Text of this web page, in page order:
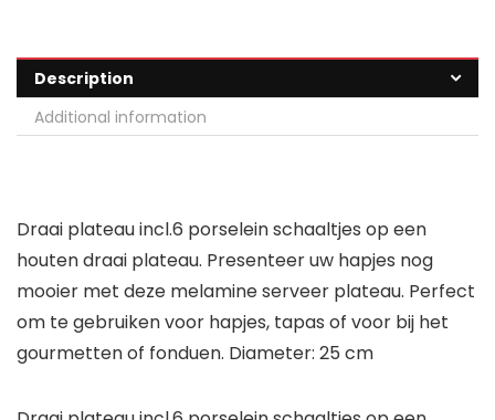
Description
Additional information
Draai plateau incl.6 porselein schaaltjes op een
houten draai plateau. Presenteer uw hapjes nog
mooier met deze melamine serveer plateau. Perfect
om te gebruiken voor hapjes, tapas of voor bij het
gourmetten of fonduen. Diameter: 25 cm